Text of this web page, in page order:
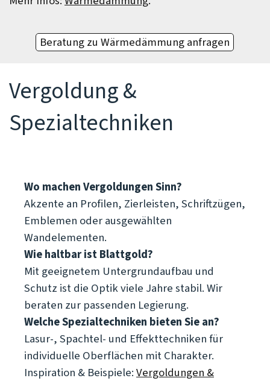
Beratung zu Wärmedämmung anfragen
Vergoldung &
Spezialtechniken
Wo machen Vergoldungen Sinn?
Akzente an Profilen, Zierleisten, Schriftzügen,
Emblemen oder ausgewählten
Wandelementen.
Wie haltbar ist Blattgold?
Mit geeignetem Untergrundaufbau und
Schutz ist die Optik viele Jahre stabil. Wir
beraten zur passenden Legierung.
Welche Spezialtechniken bieten Sie an?
Lasur-, Spachtel- und Effekttechniken für
individuelle Oberflächen mit Charakter.
Inspiration & Beispiele:Vergoldungen &